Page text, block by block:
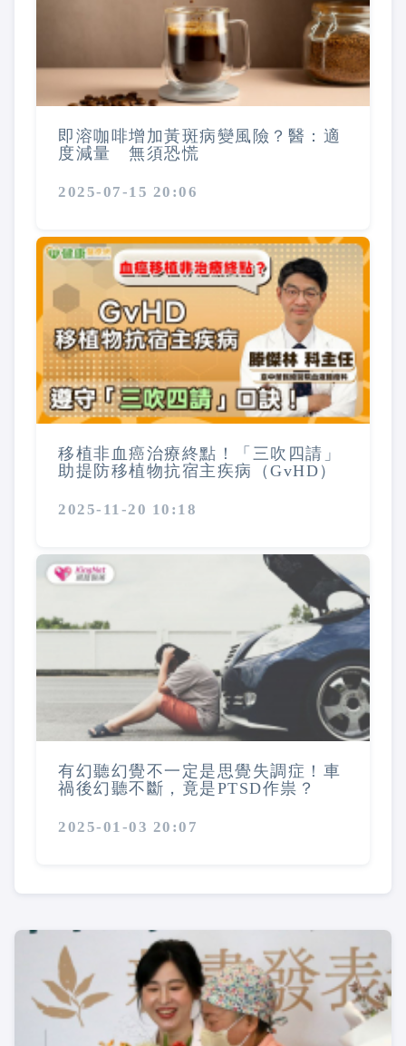
即溶咖啡增加黃斑病變風險？醫：適
度減量 無須恐慌
2025-07-15 20:06
移植非血癌治療終點！「三吹四請」
助提防移植物抗宿主疾病（GvHD）
2025-11-20 10:18
有幻聽幻覺不一定是思覺失調症！車
禍後幻聽不斷，竟是PTSD作祟？
2025-01-03 20:07